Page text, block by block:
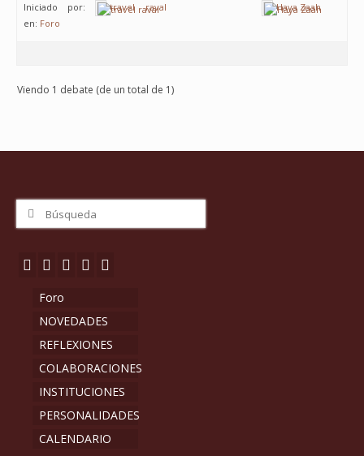
Iniciado por:
travel raval
en: Foro
Haya Zaah
Viendo 1 debate (de un total de 1)
Buscar
por:
Foro
NOVEDADES
REFLEXIONES
COLABORACIONES
INSTITUCIONES
PERSONALIDADES
CALENDARIO